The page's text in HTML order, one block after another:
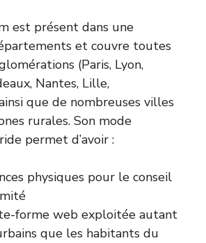
est présent dans une
et couvre toutes
(Paris, Lyon,
Nantes, Lille,
que de nombreuses villes
rurales. Son mode
permet d’avoir :
physiques pour le conseil
forme web exploitée autant
que les habitants du